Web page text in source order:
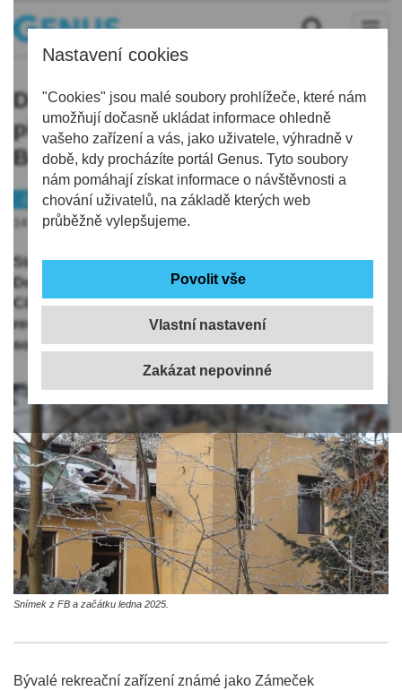
Nastavení cookies
"Cookies" jsou malé soubory prohlížeče, které nám
umožňují dočasně ukládat informace ohledně
vašeho zařízení a vás, jako uživatele, výhradně v
době, kdy procházíte portál Genus. Tyto soubory
nám pomáhají získat informace o návštěvnosti a
chování uživatelů, na základě kterých web
průběžně vylepšujeme.
Vlastní nastavení
Demolice kokonínského zámečku
přispěje ke zklidnění lokality.
Bezdomovci se tu už "nechytají"
Jablonecko
Veřejný prostor
14.09.2025 | 10:17
Statutární město Jablonec nad Nisou zahájilo projekt
Demolice objektu Zámeček, Dubová 293, Kokonín.
Cílem je odstranit nevyužívaný a zchátralý objekt a
revitalizovat území tak, aby se předešlo dalším
sociálním problémům v lokalitě.
Snímek z FB a začátku ledna 2025.
Bývalé rekreační zařízení známé jako Zámeček